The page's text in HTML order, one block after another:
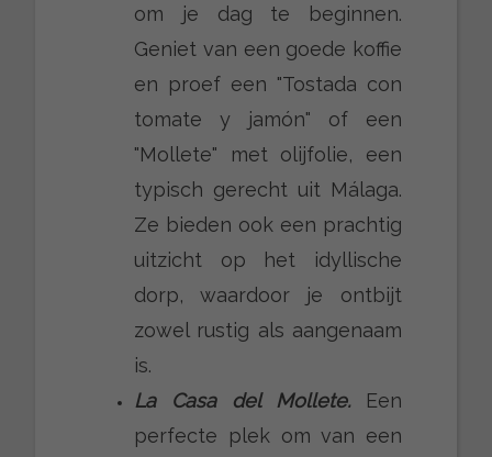
om je dag te beginnen.
Geniet van een goede koffie
en proef een "Tostada con
tomate y jamón" of een
"Mollete" met olijfolie, een
typisch gerecht uit Málaga.
Ze bieden ook een prachtig
uitzicht op het idyllische
dorp, waardoor je ontbijt
zowel rustig als aangenaam
is.
La Casa del Mollete. Een
perfecte plek om van een